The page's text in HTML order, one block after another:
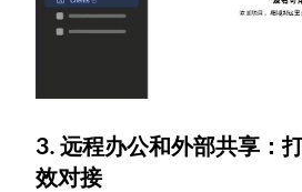
3. 远程办公和外部共享：
效对接